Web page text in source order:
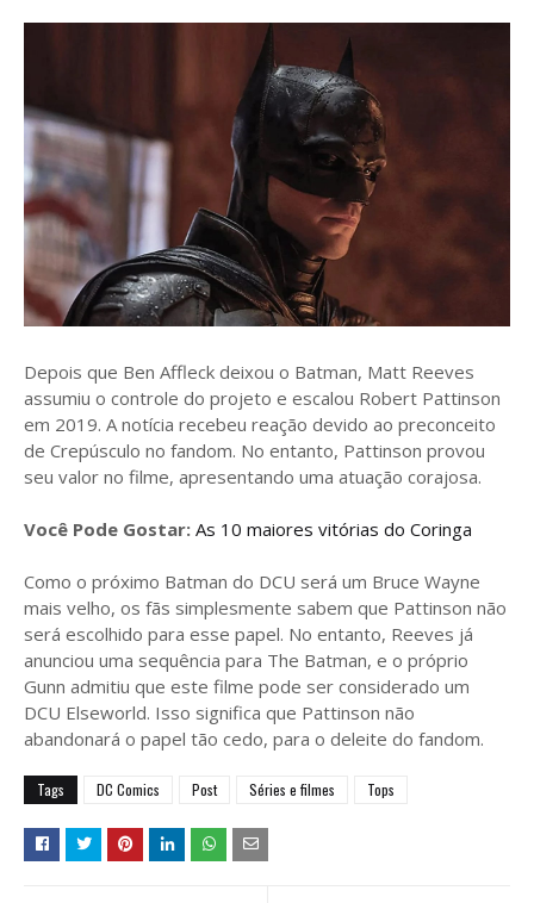
Depois que Ben Affleck deixou o Batman, Matt Reeves
assumiu o controle do projeto e escalou Robert Pattinson
em 2019. A notícia recebeu reação devido ao preconceito
de Crepúsculo no fandom. No entanto, Pattinson provou
seu valor no filme, apresentando uma atuação corajosa.
Você Pode Gostar: As 10 maiores vitórias do Coringa
Como o próximo Batman do DCU será um Bruce Wayne
mais velho, os fãs simplesmente sabem que Pattinson não
será escolhido para esse papel. No entanto, Reeves já
anunciou uma sequência para The Batman, e o próprio
Gunn admitiu que este filme pode ser considerado um
DCU Elseworld. Isso significa que Pattinson não
abandonará o papel tão cedo, para o deleite do fandom.
Tags DC Comics Post Séries e filmes Tops